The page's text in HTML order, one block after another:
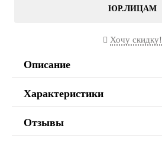
ЮР.ЛИЦАМ
Хочу скидку!
Описание
Характеристики
Отзывы